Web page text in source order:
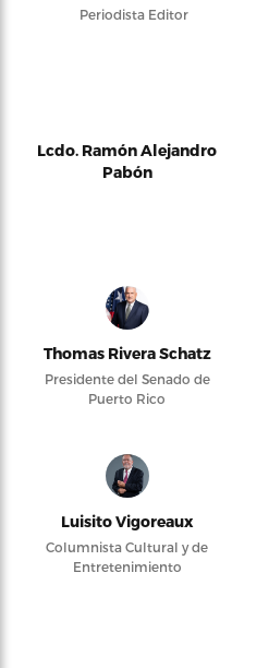
Periodista Editor
Lcdo. Ramón Alejandro
Pabón
Thomas Rivera Schatz
Presidente del Senado de
Puerto Rico
Luisito Vigoreaux
Columnista Cultural y de
Entretenimiento